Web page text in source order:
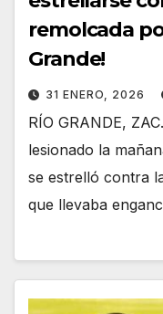
remolcada
Grande!
31 ENERO, 2026
RÍO GRANDE,
lesionado la
se estrelló contra
que llevaba